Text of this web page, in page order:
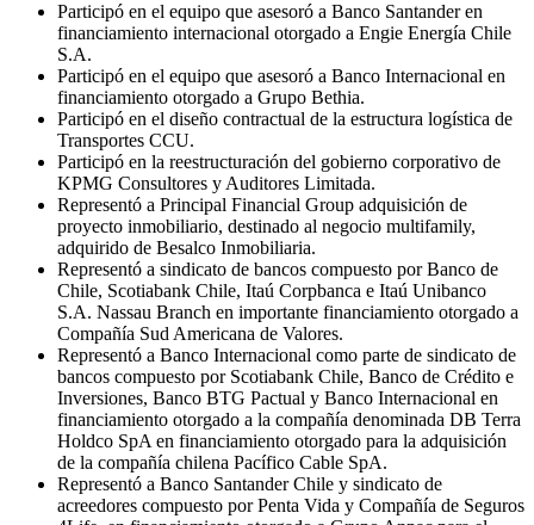
Participó en el equipo que asesoró a Banco Santander en
financiamiento internacional otorgado a Engie Energía Chile
S.A.
Participó en el equipo que asesoró a Banco Internacional en
financiamiento otorgado a Grupo Bethia.
Participó en el diseño contractual de la estructura logística de
Transportes CCU.
Participó en la reestructuración del gobierno corporativo de
KPMG Consultores y Auditores Limitada.
Representó a Principal Financial Group adquisición de
proyecto inmobiliario, destinado al negocio multifamily,
adquirido de Besalco Inmobiliaria.
Representó a sindicato de bancos compuesto por Banco de
Chile, Scotiabank Chile, Itaú Corpbanca e Itaú Unibanco
S.A. Nassau Branch en importante financiamiento otorgado a
Compañía Sud Americana de Valores.
Representó a Banco Internacional como parte de sindicato de
bancos compuesto por Scotiabank Chile, Banco de Crédito e
Inversiones, Banco BTG Pactual y Banco Internacional en
financiamiento otorgado a la compañía denominada DB Terra
Holdco SpA en financiamiento otorgado para la adquisición
de la compañía chilena Pacífico Cable SpA.
Representó a Banco Santander Chile y sindicato de
acreedores compuesto por Penta Vida y Compañía de Seguros